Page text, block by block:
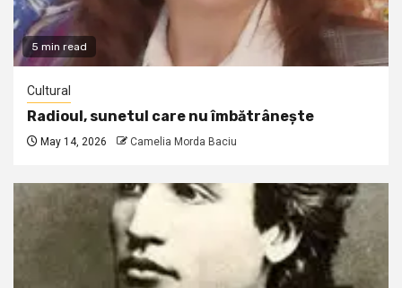
5 min read
Cultural
Radioul, sunetul care nu îmbătrânește
May 14, 2026 Camelia Morda Baciu